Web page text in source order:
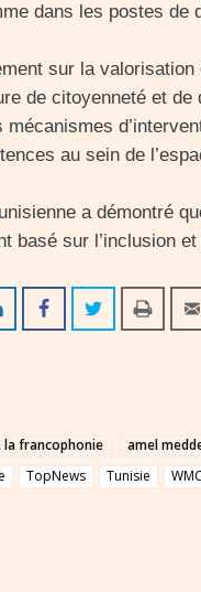
dans les postes de
sur la valorisation
de citoyenneté et de
au sein de
a démontré
basé sur l’inclusion et
la francophonie amel
TopNews Tunisie